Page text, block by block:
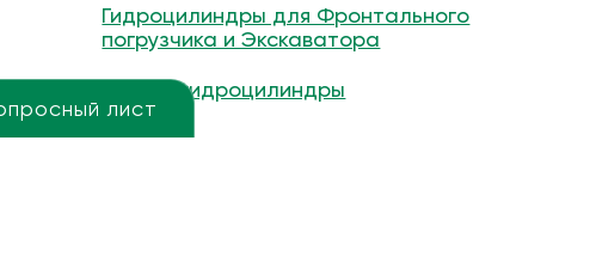
лист
Гидроцилиндры для Фронтального
погрузчика и Экскаватора
Другие гидроцилиндры